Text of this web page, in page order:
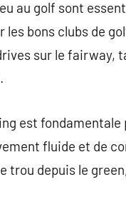
au golf sont
bons clubs de
sur le fairway,
est
fluide et de
trou depuis le